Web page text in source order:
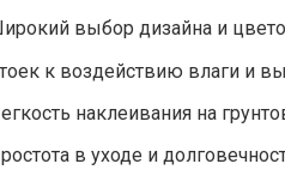
выбор дизайна и
к воздействию влаги и
наклеивания на
в уходе и